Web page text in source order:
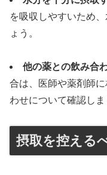
を吸収しやすいため
ょう。
他の薬との飲み合
合は、医師や薬剤師
わせについて確認しま
摂取を控える